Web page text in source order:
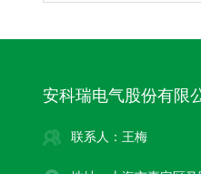
安科瑞电气股份有限
联系人：王梅